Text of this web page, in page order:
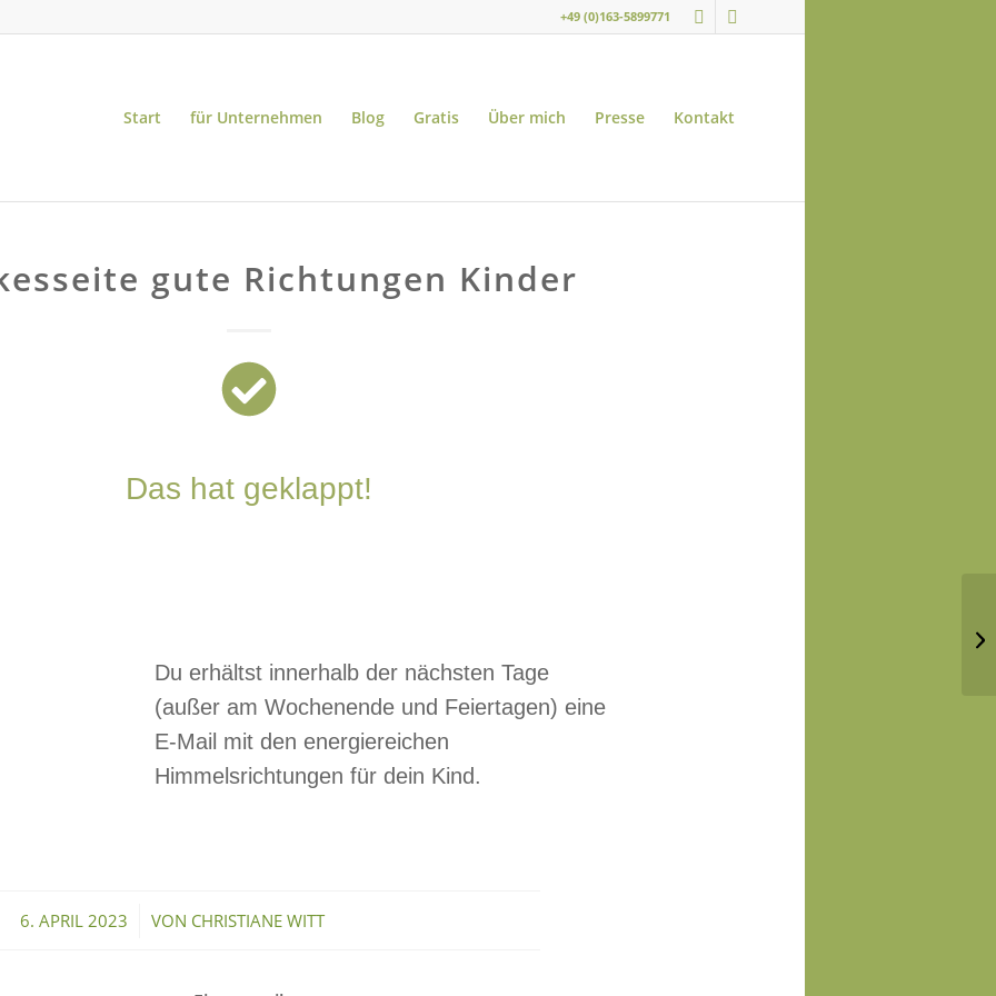
+49 (0)163-5899771
Start für Unternehmen Blog Gratis Über mich Presse Kontakt
gute Richtungen Kinder
Das hat geklappt!
Du erhältst innerhalb der nächsten Tage
(außer am Wochenende und Feiertagen) eine
E-Mail mit den energiereichen
Himmelsrichtungen für dein Kind.
6. APRIL 2023
/ VON CHRISTIANE WITT